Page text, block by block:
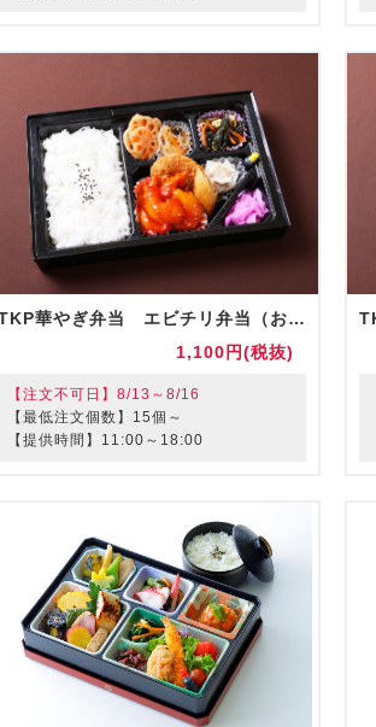
TKP華やぎ弁当 エビチリ弁当（お茶付）
1,100円(税抜)
【注文不可日】8/13～8/16
【最低注文個数】15個～
【提供時間】11:00～18:00